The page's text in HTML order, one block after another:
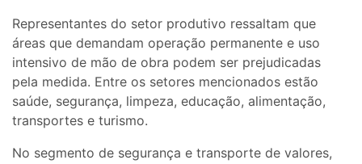
Representantes do setor produtivo ressaltam que
áreas que demandam operação permanente e uso
intensivo de mão de obra podem ser prejudicadas
pela medida. Entre os setores mencionados estão
saúde, segurança, limpeza, educação, alimentação,
transportes e turismo.
No segmento de segurança e transporte de valores,